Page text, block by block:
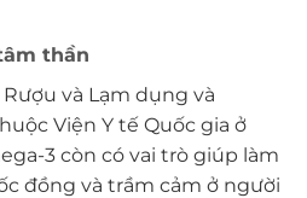
thần
và Lạm dụng và
Viện Y tế Quốc gia ở
3 còn có vai trò giúp làm
đồng và trầm cảm ở người